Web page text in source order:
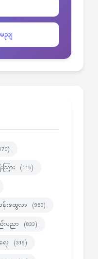
ညျ
သြား (115)
းထွေလာ (950)
းပညာ (833)
း (319)